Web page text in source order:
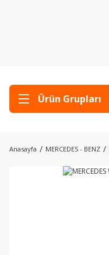
Ürün Grupları
Anasayfa MERCEDES - BENZ